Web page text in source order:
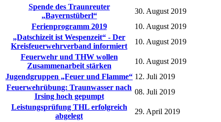
Spende des Traunreuter
„Bayernstüberl“
30. August 2019
Ferienprogramm 2019
10. August 2019
„Datschizeit ist Wespenzeit“ - Der
Kreisfeuerwehrverband informiert
10. August 2019
Feuerwehr und THW wollen
Zusammenarbeit stärken
10. August 2019
Jugendgruppen „Feuer und Flamme“ 12. Juli 2019
Feuerwehrübung: Traunwasser nach
Irsing hoch gepumpt
08. Juli 2019
Leistungsprüfung THL erfolgreich
abgelegt
29. April 2019